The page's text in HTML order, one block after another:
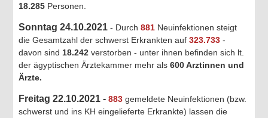
18.285 Personen.
Sonntag 24.10.2021 - Durch 881 Neuinfektionen steigt
die Gesamtzahl der schwerst Erkrankten auf 323.733 -
davon sind 18.242 verstorben - unter ihnen befinden sich lt.
der ägyptischen Ärztekammer mehr als 600 Arztinnen und
Ärzte.
Freitag 22.10.2021 - 883 gemeldete Neuinfektionen (bzw.
schwerst und ins KH eingelieferte Erkrankte) lassen die